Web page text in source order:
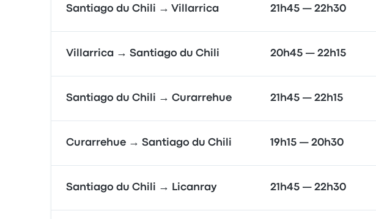
Santiago du Chili → Villarrica 21h45 — 22h30
Villarrica → Santiago du Chili 20h45 — 22h15
Santiago du Chili → Curarrehue 21h45 — 22h15
Curarrehue → Santiago du Chili 19h15 — 20h30
Santiago du Chili → Licanray 21h45 — 22h30